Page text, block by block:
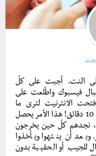
النت. أجبت على كلّ
فيسبوك واطّلعت على
الانترنيت لترى ما
الجديد وكأنّ تغييرات ستطرأ في ظرف 10 دقائق! هذا الأمر يحصل
نجدهم كلّ حين يخرجون
وبعد أن ينتهوا ويأخذوا
للجيب أو الحقيبة بدون